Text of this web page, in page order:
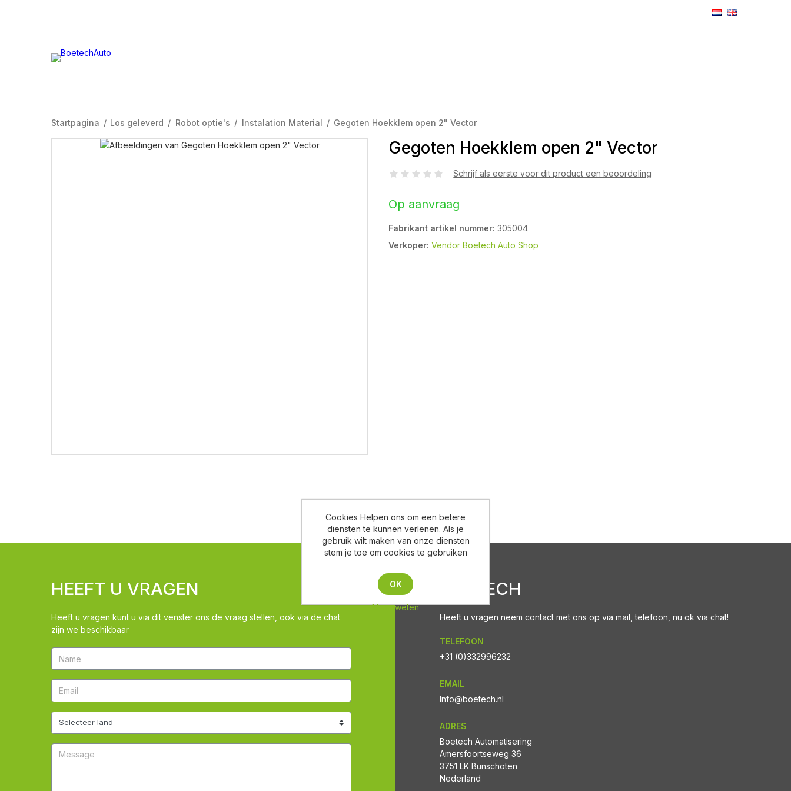
Startpagina / Los geleverd / Robot optie's / Instalation Material / Gegoten Hoekklem open 2" Vector
Gegoten Hoekklem open 2" Vector
Schrijf als eerste voor dit product een beoordeling
Op aanvraag
Fabrikant artikel nummer: 305004
Verkoper: Vendor Boetech Auto Shop
HEEFT U VRAGEN
Heeft u vragen kunt u via dit venster ons de vraag stellen, ook via de chat
zijn we beschikbaar
BOETECH
Heeft u vragen neem contact met ons op via mail, telefoon, nu ok via chat!
TELEFOON
+31 (0)332996232
EMAIL
Info@boetech.nl
ADRES
Boetech Automatisering
Amersfoortseweg 36
3751 LK Bunschoten
Nederland
Cookies Helpen ons om een betere
diensten te kunnen verlenen. Als je
gebruik wilt maken van onze diensten
stem je toe om cookies te gebruiken
OK
Meer weten